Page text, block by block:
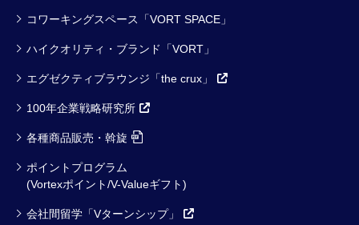
コワーキングスペース「VORT SPACE」
ハイクオリティ・ブランド「VORT」
エグゼクティブラウンジ「the crux」
100年企業戦略研究所
各種商品販売・斡旋
ポイントプログラム
(Vortexポイント/V-Valueギフト)
会社間留学「Vターンシップ」